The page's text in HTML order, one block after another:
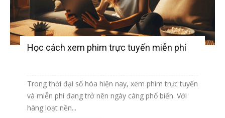
Học cách xem phim trực tuyến miễn phí
Trong thời đại số hóa hiện nay, xem phim trực tuyến
và miễn phí đang trở nên ngày càng phổ biến. Với
hàng loạt nền...